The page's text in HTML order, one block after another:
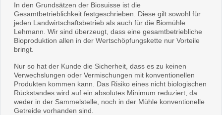
In den Grundsätzen der Biosuisse ist die
Gesamtbetrieblichkeit festgeschrieben. Diese gilt sowohl für
jeden Landwirtschaftsbetrieb als auch für die Biomühle
Lehmann. Wir sind überzeugt, dass eine gesamtbetriebliche
Bioproduktion allen in der Wertschöpfungskette nur Vorteile
bringt.
Nur so hat der Kunde die Sicherheit, dass es zu keinen
Verwechslungen oder Vermischungen mit konventionellen
Produkten kommen kann. Das Risiko eines nicht biologischen
Rückstandes wird auf ein absolutes Minimum reduziert, da
weder in der Sammelstelle, noch in der Mühle konventionelle
Getreide vorhanden sind.